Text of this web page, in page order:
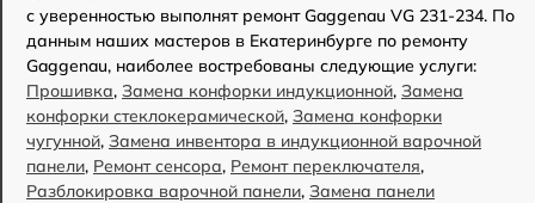
с уверенностью выполнят ремонт Gaggenau VG 231-234. По
данным наших мастеров в Екатеринбурге по ремонту
Gaggenau, наиболее востребованы следующие услуги:
Прошивка, Замена конфорки индукционной, Замена
конфорки стеклокерамической, Замена конфорки
чугунной, Замена инвентора в индукционной варочной
панели, Ремонт сенсора, Ремонт переключателя,
Разблокировка варочной панели, Замена панели